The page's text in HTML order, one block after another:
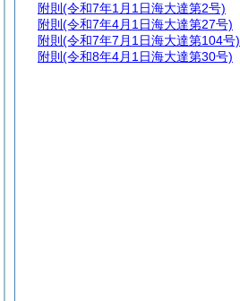
附則 (令和7年1月1日海大達第2号)
附則 (令和7年4月1日海大達第27号)
附則 (令和7年7月1日海大達第104号)
附則 (令和8年4月1日海大達第30号)